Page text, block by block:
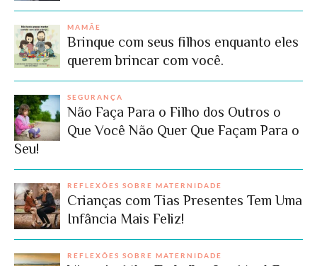
MAMÃE
Brinque com seus filhos enquanto eles
querem brincar com você.
SEGURANÇA
Não Faça Para o Filho dos Outros o
Que Você Não Quer Que Façam Para o
Seu!
REFLEXÕES SOBRE MATERNIDADE
Crianças com Tias Presentes Tem Uma
Infância Mais Feliz!
REFLEXÕES SOBRE MATERNIDADE